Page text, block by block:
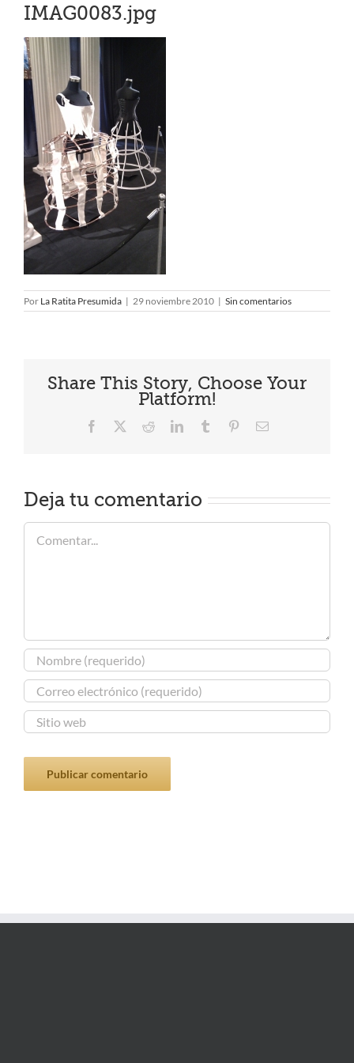
IMAG0083.jpg
Por La Ratita Presumida | 29 noviembre 2010 | Sin comentarios
Share This Story, Choose Your
Platform!
Facebook RedditLinkedInTumblr PinterestCorreo
Deja tu comentario
Comentar